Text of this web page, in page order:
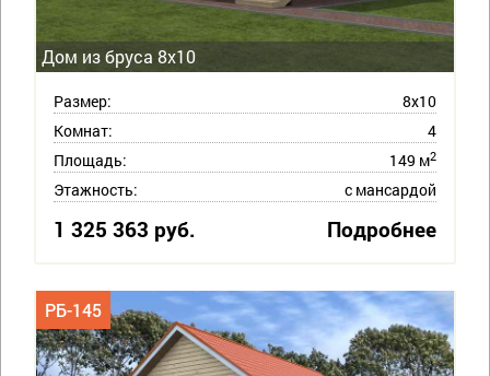
Дом из бруса 8х10
Размер:
8х10
Комнат:
4
Площадь:
149 м2
Этажность: с мансардой
1 325 363 руб. Подробнее
РБ-145